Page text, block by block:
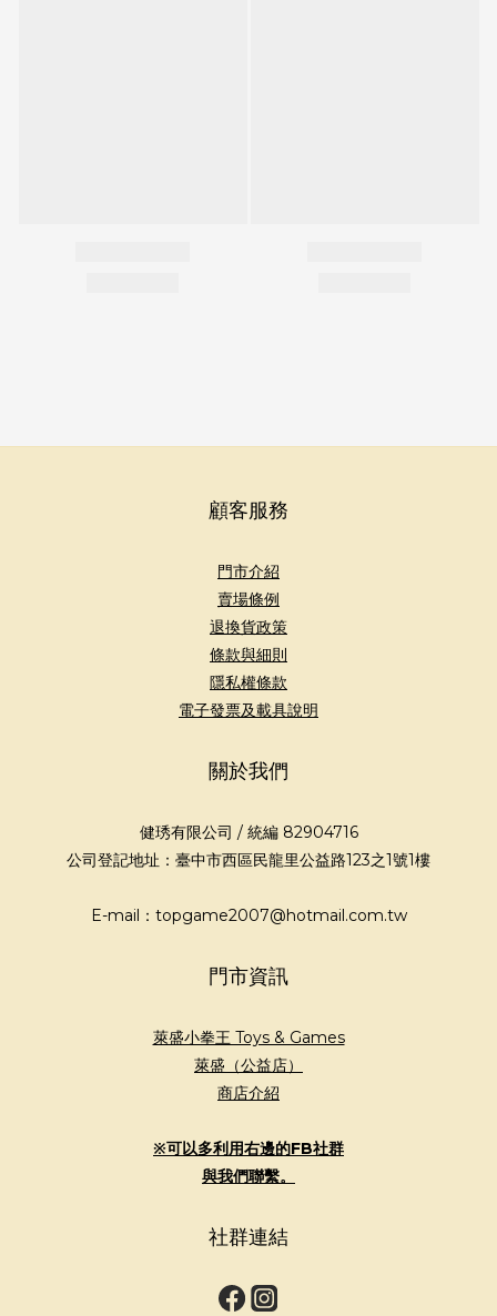
顧客服務
門市介紹
賣場條例
退換貨政策
條款與細則
隱私權條款
電子發票及載具說明
關於我們
健琇有限公司 / 統編 82904716
公司登記地址：臺中市西區民龍里公益路123之1號1樓
E-mail：topgame2007@hotmail.com.tw
門市資訊
萊盛小拳王 Toys & Games
萊盛（公益店）
商店介紹
※可以多利用右邊的FB社群
與我們聯繫。
社群連結